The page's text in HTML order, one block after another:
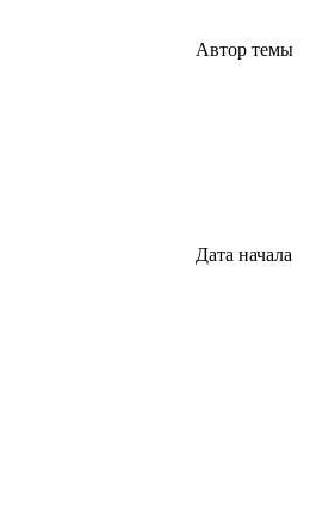
Автор темы
Дата начала